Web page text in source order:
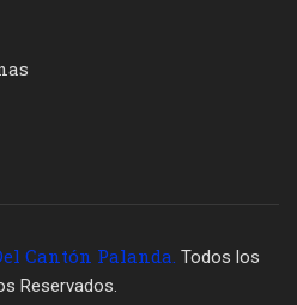
Cantón Palanda. Todos los
Reservados.